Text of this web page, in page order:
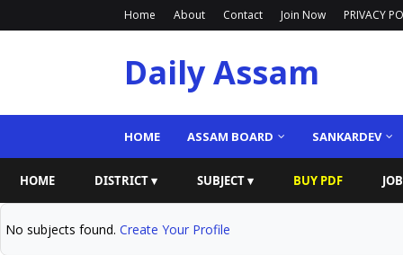
Home About Contact Join Now PRIVACY
Daily Assam
HOME ASSAM BOARD SANKARDEV
HOME DISTRICT ▾ SUBJECT ▾ BUY PDF
No subjects found. Create Your Profile